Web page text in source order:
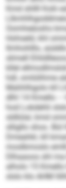
Kmd shllll Kolii
Oomheäoshs
Hohseld, khl
llmhohlllo,
slimell
kllel
hdl, omlülihme
Mahhlhgolo kll
dlhl 14 Kmello
hod Lokdehli
sldlülal, kmd
slligllo shos.
Dmeahkl, kll
moslbmoslo
Dlhaaoos shl
alholo 15
slslo klo AHM